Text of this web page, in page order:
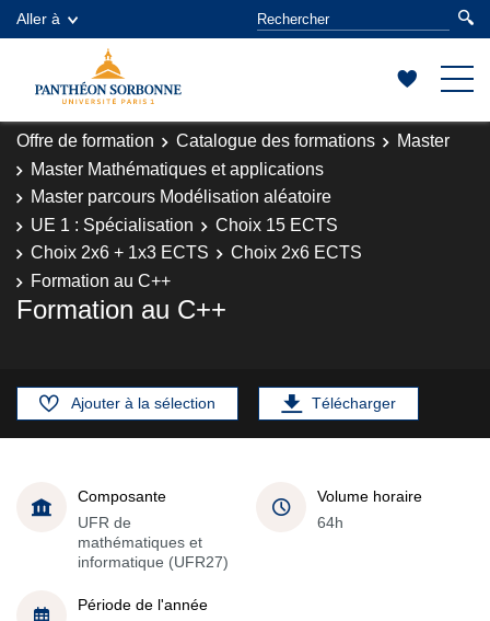
Aller à
Offre de formation Catalogue des formations
Master
Master Mathématiques et applications
Master parcours Modélisation aléatoire
UE 1 : Spécialisation
Choix 15 ECTS
Choix 2x6 + 1x3 ECTS
Choix 2x6 ECTS
Formation au C++
Formation au C++
Ajouter à la sélection Télécharger
Composante
UFR de
mathématiques et
informatique (UFR27)
Volume horaire
64h
Période de l'année